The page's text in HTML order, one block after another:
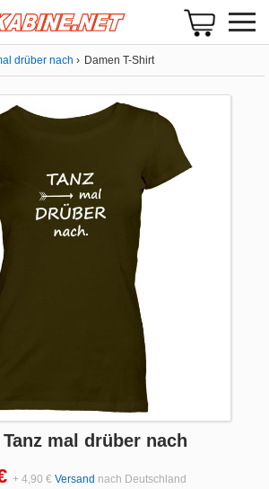
drüber nach Damen T-Shirt
mal drüber nach
+ 4,90 € Versand nach Deutschland